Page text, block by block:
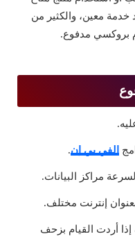
خدمة معين، والكثير من
بروكسي مدفوع.
الفي بي إن.
مراكز البيانات.
إنترنت مختلف.
إذا أردت القيام بزحف